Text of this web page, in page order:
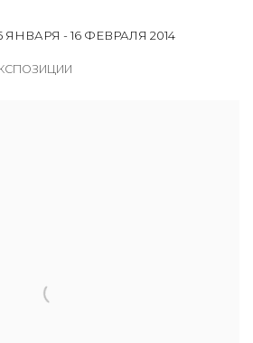
ЯНВАРЯ - 16 ФЕВРАЛЯ 2014